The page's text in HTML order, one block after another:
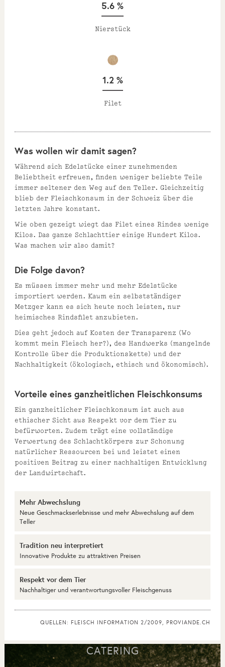
5.6 %
Nierstück
1.2 %
Filet
Was wollen wir damit sagen?
Während sich Edelstücke einer zunehmenden
Beliebtheit erfreuen, finden weniger beliebte Teile
immer seltener den Weg auf den Teller. Gleichzeitig
blieb der Fleischkonsum in der Schweiz über die
letzten Jahre konstant.
Wie oben gezeigt wiegt das Filet eines Rindes wenige
Kilos. Das ganze Schlachttier einige Hundert Kilos.
Was machen wir also damit?
Die Folge davon?
Es müssen immer mehr und mehr Edelstücke
importiert werden. Kaum ein selbstständiger
Metzger kann es sich heute noch leisten, nur
heimisches Rindsfilet anzubieten.
Dies geht jedoch auf Kosten der Transparenz (Wo
kommt mein Fleisch her?), des Handwerks (mangelnde
Kontrolle über die Produktionskette) und der
Nachhaltigkeit (ökologisch, ethisch und ökonomisch).
Vorteile eines ganzheitlichen Fleischkonsums
Ein ganzheitlicher Fleischkonsum ist auch aus
ethischer Sicht aus Respekt vor dem Tier zu
befürworten. Zudem trägt eine vollständige
Verwertung des Schlachtkörpers zur Schonung
natürlicher Ressourcen bei und leistet einen
positiven Beitrag zu einer nachhaltigen Entwicklung
der Landwirtschaft.
Mehr Abwechslung
Neue Geschmackserlebnisse und mehr Abwechslung auf dem
Teller
Tradition neu interpretiert
Innovative Produkte zu attraktiven Preisen
Respekt vor dem Tier
Nachhaltiger und verantwortungsvoller Fleischgenuss
QUELLEN: FLEISCH INFORMATION 2/2009, PROVIANDE.CH
CATERING